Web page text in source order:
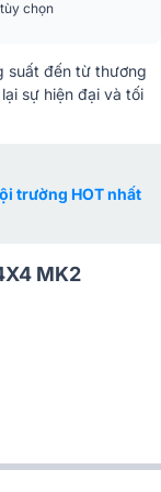
chọn
suất đến từ thương
sự hiện đại và tối
trường HOT nhất
MK2